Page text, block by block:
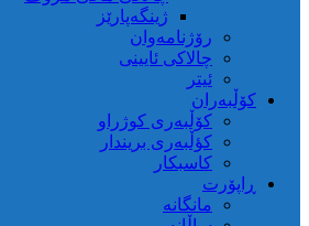
ژینگەپارێز
رۆژنامەوان
چالاکی ئایینی
ئیتر
کۆڵبەران
کۆڵبەری کوژراو
کؤڵبەری بریندار
کاسبکار
ڕاپۆرت
مانگانە